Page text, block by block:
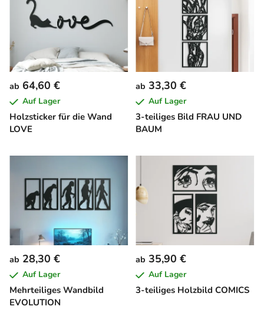
Holzsticker für die Wand
LOVE
ab 64,60 €
Auf Lager
3-teiliges Bild FRAU UND
BAUM
ab 33,30 €
Auf Lager
Mehrteiliges Wandbild
EVOLUTION
ab 28,30 €
Auf Lager
3-teiliges Holzbild COMICS
ab 35,90 €
Auf Lager